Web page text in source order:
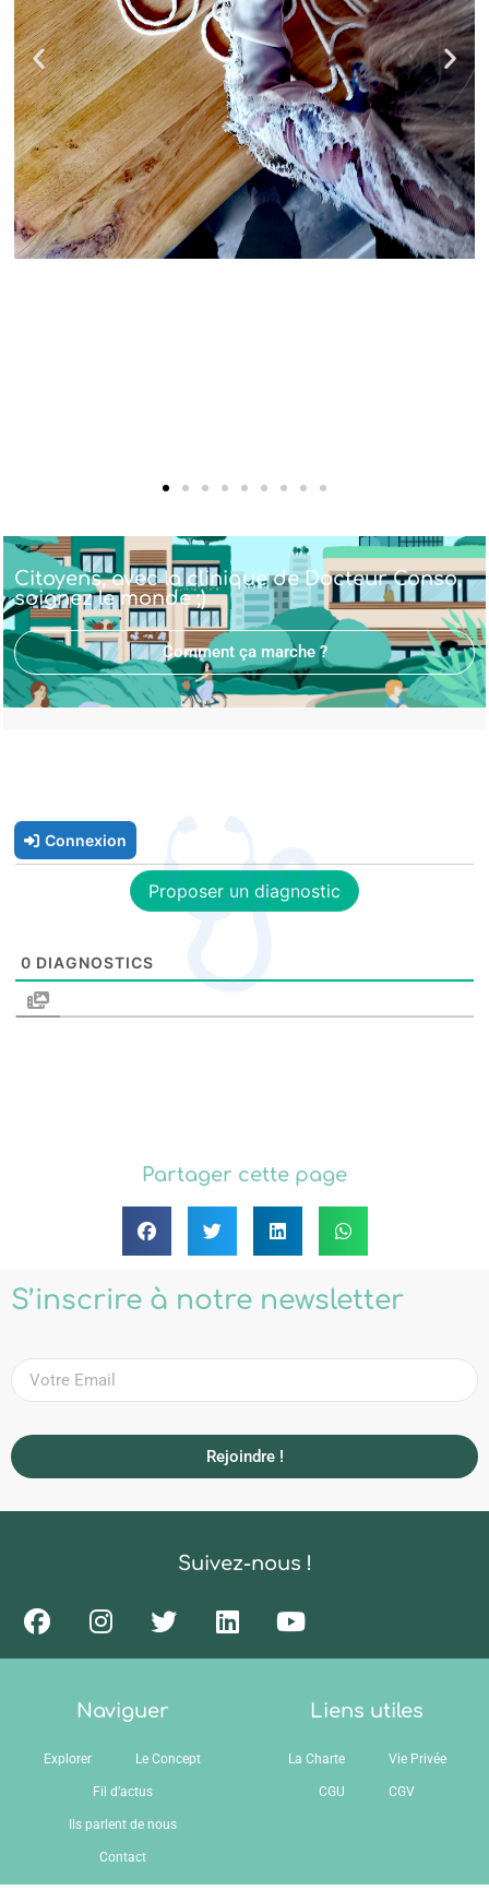
Citoyens, avec la clinique de Docteur Conso,
soignez le monde ;)
Comment ça marche ?
Connexion
Proposer un diagnostic
0 DIAGNOSTICS
Partager cette page
S’inscrire à notre newsletter
Rejoindre !
Suivez-nous !
Naviguer
Explorer Le Concept
Fil d’actus
Ils parlent de nous
Contact
Liens utiles
La Charte Vie Privée
CGU CGV